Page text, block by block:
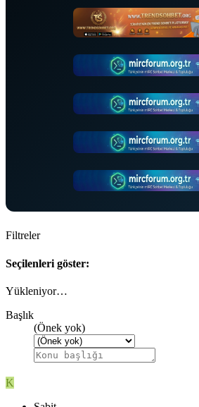
Filtreler
Seçilenleri göster:
Yükleniyor…
Başlık
(Önek yok)
K